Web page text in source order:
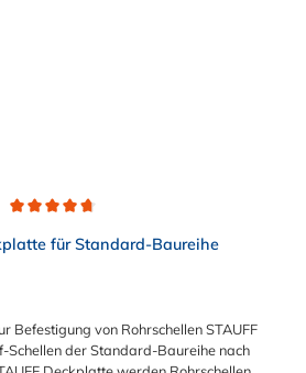
für Standard-Baureihe
Befestigung von Rohrschellen STAUFF
Schellen der Standard-Baureihe nach